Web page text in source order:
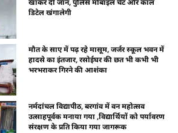
खाकर दी जान, पुलिस मोबाइल चैट और कॉल
डिटेल खंगालेगी
मौत के साए में पढ़ रहे मासूम, जर्जर स्कूल भवन में
हादसे का इंतजार, रसोईघर की छत भी कभी भी
भरभराकर गिरने की आशंका
नर्मदांचल विद्यापीठ, बरगांव में वन महोत्सव
उत्साहपूर्वक मनाया गया ,विद्यार्थियों को पर्यावरण
संरक्षण के प्रति किया गया जागरूक